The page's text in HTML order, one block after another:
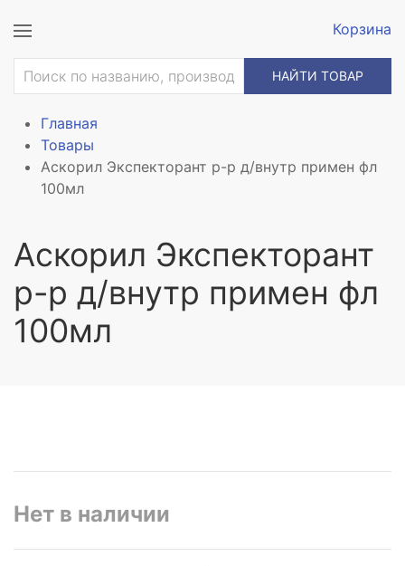
Корзина
НАЙТИ ТОВАР
Главная
Товары
Аскорил Экспекторант р-р д/внутр примен фл
100мл
Аскорил Экспекторант
р-р д/внутр примен фл
100мл
Нет в наличии